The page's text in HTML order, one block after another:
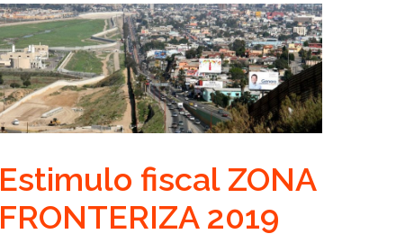
Estimulo fiscal ZONA
FRONTERIZA 2019